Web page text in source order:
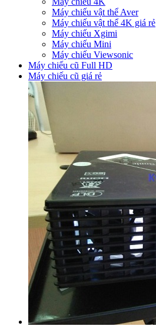
Máy chiếu vật thể Aver
Máy chiếu vật thể 4K giá rẻ
Máy chiếu Xgimi
Máy chiếu Mini
Máy chiếu Viewsonic
Máy chiếu cũ Full HD
Máy chiếu cũ giá rẻ